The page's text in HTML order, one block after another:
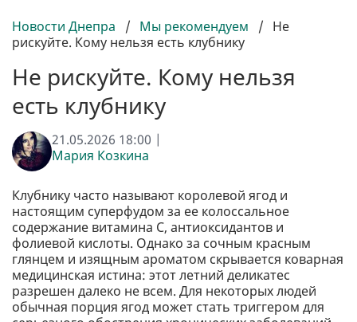
Новости Днепра / Мы рекомендуем / Не
рискуйте. Кому нельзя есть клубнику
Не рискуйте. Кому нельзя
есть клубнику
21.05.2026 18:00 |
Мария Козкина
Клубнику часто называют королевой ягод и
настоящим суперфудом за ее колоссальное
содержание витамина С, антиоксидантов и
фолиевой кислоты. Однако за сочным красным
глянцем и изящным ароматом скрывается коварная
медицинская истина: этот летний деликатес
разрешен далеко не всем. Для некоторых людей
обычная порция ягод может стать триггером для